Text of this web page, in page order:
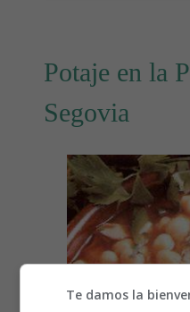
Potaje en la
Segovia
Te damos la